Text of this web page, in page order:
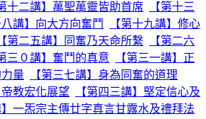
十二講】萬聖萬靈皆助首席
【第十三
八講】向大方向奮鬥
【第十九講】修心
【第二五講】同奮乃天命所繫
【第二六
三０講】奮鬥的真意
【第三一講】正
力量
【第三七講】身為同奮的道理
帝教宏化展望
【第四三講】堅定信心及
】一炁宗主傳廿字真言甘露水及禮拜法